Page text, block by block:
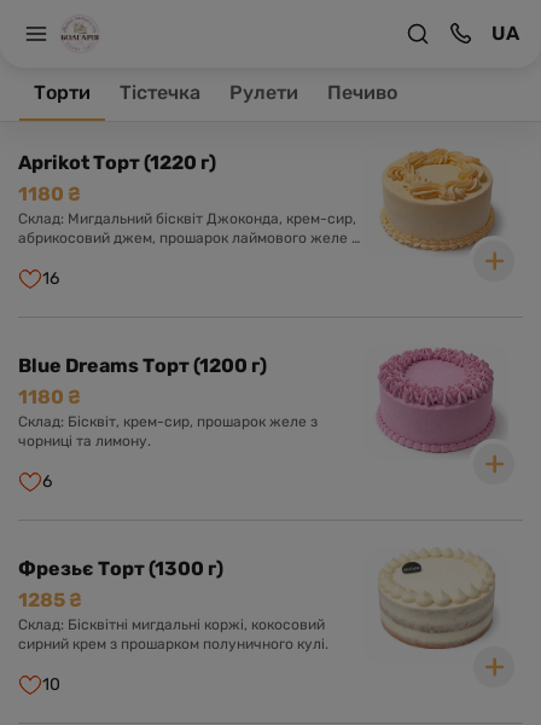
UA
Торти Тістечка Рулети Печиво
На головну
Торти
Aprikot Торт (1220 г)
1180 ₴
Склад: Мигдальний бісквіт Джоконда, крем-сир,
абрикосовий джем, прошарок лаймового желе з
16
Blue Dreams Торт (1200 г)
1180 ₴
Склад: Бісквіт, крем-сир, прошарок желе з
чорниці та лимону.
6
Фрезьє Торт (1300 г)
1285 ₴
Склад: Бісквітні мигдальні коржі, кокосовий
сирний крем з прошарком полуничного кулі.
10